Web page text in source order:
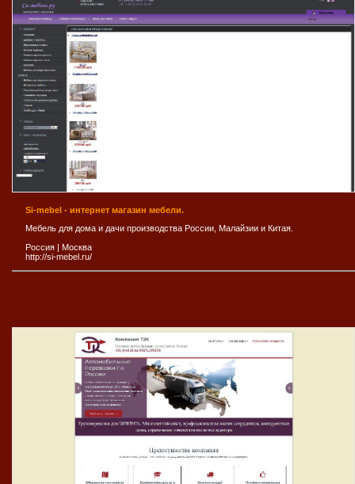
Si-mebel - интернет магазин мебели.
Мебель для дома и дачи производства России, Малайзии и Китая.
Россия | Москва
http://si-mebel.ru/